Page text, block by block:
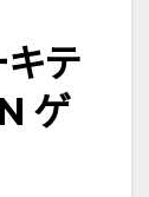
テ
ゲ